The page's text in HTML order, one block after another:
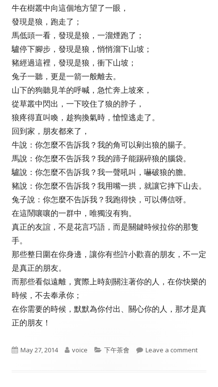
牛在樹叢中向這個地方望了一眼，
發現是狼，跑走了；
馬低頭一看，發現是狼，一溜煙跑了；
驢停下腳步，發現是狼，悄悄溜下山坡；
豬經過這裡，發現是狼，衝下山坡；
兔子一聽，更是一箭一般離去。
山下的狗聽見羊的呼喊，急忙奔上坡來，
從草叢中閃出，一下咬住了狼的脖子，
狼疼得直叫喚，趁狗換氣時，愴惶逃走了。
回到家，朋友都來了，
牛說：你怎麼不告訴我？我的角可以剜出狼的腸子。
馬說：你怎麼不告訴我？我的蹄子能踢碎狼的腦袋。
驢說：你怎麼不告訴我？我一聲吼叫，嚇破狼的膽。
豬說：你怎麼不告訴我？我用嘴一拱，就讓它摔下山去。
兔子說：你怎麼不告訴我？我跑得快，可以傳信呀。
在這鬧嚷嚷的一群中，唯獨沒有狗。
真正的友誼，不是花言巧語，而是關鍵時候拉你的那隻
手。
那些整日圍在你身邊，讓你有些許小歡喜的朋友，不一定
是真正的朋友。
而那些看似遠離，實際上時刻關注著你的人，在你快樂的
時候，不去奉承你；
在你需要的時候，默默為你付出、關心你的人，那才是真
正的朋友！
Published
May 27, 2014 Author
voice Categories
下午茶會 Leave a commenton 人